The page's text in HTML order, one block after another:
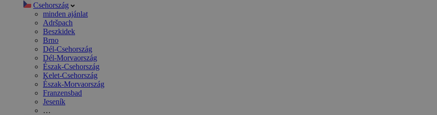
Csehország
minden ajánlat
Adršpach
Beszkidek
Brno
Dél-Csehország
Dél-Morvaország
Észak-Csehország
Kelet-Csehország
Észak-Morvaország
Franzensbad
Jeseník
…